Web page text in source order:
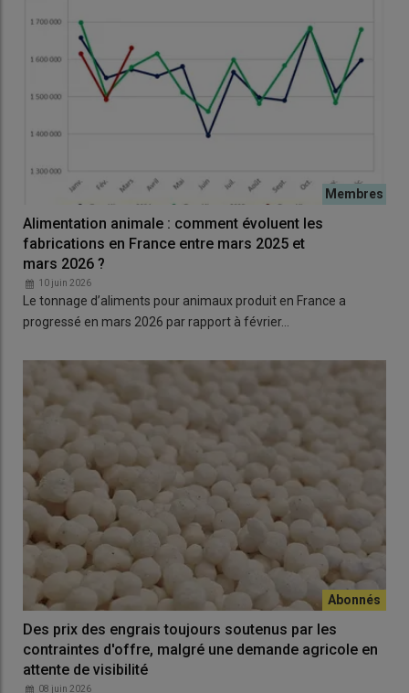
Alimentation animale : comment évoluent les
fabrications en France entre mars 2025 et
mars 2026 ?
10 juin 2026
Le tonnage d’aliments pour animaux produit en France a
progressé en mars 2026 par rapport à février…
Des prix des engrais toujours soutenus par les
contraintes d'offre, malgré une demande agricole en
attente de visibilité
08 juin 2026